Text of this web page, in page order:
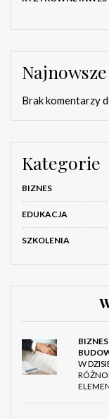
Brak komentarzy
Kategorie
BIZNES
EDUKACJA
SZKOLENIA
W